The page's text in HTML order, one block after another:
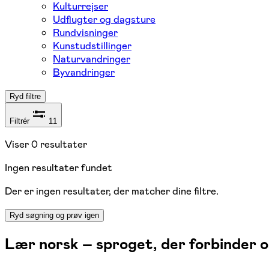
Kulturrejser
Udflugter og dagsture
Rundvisninger
Kunstudstillinger
Naturvandringer
Byvandringer
Ryd filtre
Filtrér 11
Viser0 resultater
Ingen resultater fundet
Der er ingen resultater, der matcher dine filtre.
Ryd søgning og prøv igen
Lær norsk – sproget, der forbinder